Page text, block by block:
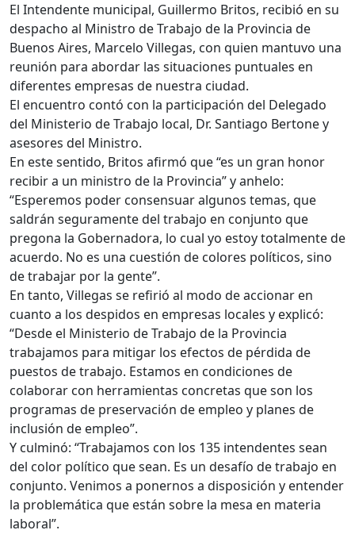
El Intendente municipal, Guillermo Britos, recibió en su
despacho al Ministro de Trabajo de la Provincia de
Buenos Aires, Marcelo Villegas, con quien mantuvo una
reunión para abordar las situaciones puntuales en
diferentes empresas de nuestra ciudad.
El encuentro contó con la participación del Delegado
del Ministerio de Trabajo local, Dr. Santiago Bertone y
asesores del Ministro.
En este sentido, Britos afirmó que “es un gran honor
recibir a un ministro de la Provincia” y anhelo:
“Esperemos poder consensuar algunos temas, que
saldrán seguramente del trabajo en conjunto que
pregona la Gobernadora, lo cual yo estoy totalmente de
acuerdo. No es una cuestión de colores políticos, sino
de trabajar por la gente”.
En tanto, Villegas se refirió al modo de accionar en
cuanto a los despidos en empresas locales y explicó:
“Desde el Ministerio de Trabajo de la Provincia
trabajamos para mitigar los efectos de pérdida de
puestos de trabajo. Estamos en condiciones de
colaborar con herramientas concretas que son los
programas de preservación de empleo y planes de
inclusión de empleo”.
Y culminó: “Trabajamos con los 135 intendentes sean
del color político que sean. Es un desafío de trabajo en
conjunto. Venimos a ponernos a disposición y entender
la problemática que están sobre la mesa en materia
laboral”.